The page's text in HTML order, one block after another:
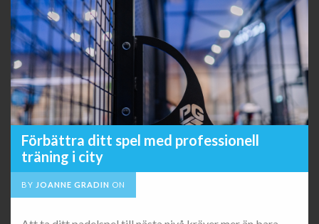
Förbättra ditt spel med professionell
träning i city
BY JOANNE GRADIN ON